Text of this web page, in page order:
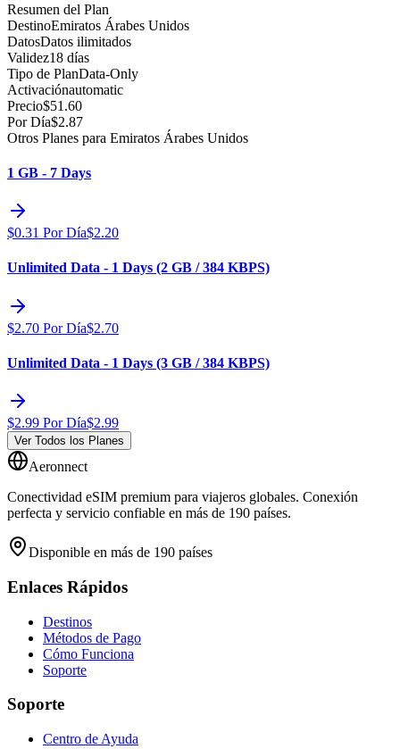
Resumen del Plan
DestinoEmiratos Árabes Unidos
DatosDatos ilimitados
Validez18 días
Tipo de PlanData-Only
Activaciónautomatic
Precio$51.60
Por Día$2.87
Otros Planes para Emiratos Árabes Unidos
1 GB - 7 Days
$0.31 Por Día$2.20
Unlimited Data - 1 Days (2 GB / 384 KBPS)
$2.70 Por Día$2.70
Unlimited Data - 1 Days (3 GB / 384 KBPS)
$2.99 Por Día$2.99
Ver Todos los Planes
Aeronnect
Conectividad eSIM premium para viajeros globales. Conexión
perfecta y servicio confiable en más de 190 países.
Disponible en más de 190 países
Enlaces Rápidos
Destinos
Métodos de Pago
Cómo Funciona
Soporte
Soporte
Centro de Ayuda